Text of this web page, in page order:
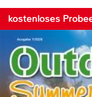
kostenloses